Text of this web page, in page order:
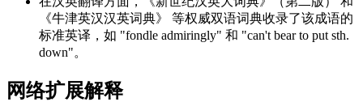
《牛津英汉汉英词典》 等权威双语词典收录了该成语的
标准英译，如 "fondle admiringly" 和 "can't bear to put sth.
down"。
网络扩展解释